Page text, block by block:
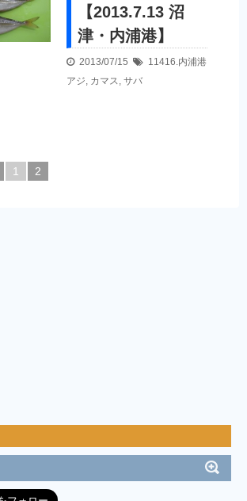
【2013.7.13 沼
津・内浦港】
2013/07/15
11416.内浦港
アジ, カマス, サバ
1 2